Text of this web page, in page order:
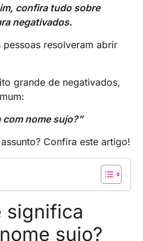
confira tudo sobre
negativados.
resolveram abrir
grande de negativados,
com nome sujo?”
Confira este artigo!
significa
sujo?